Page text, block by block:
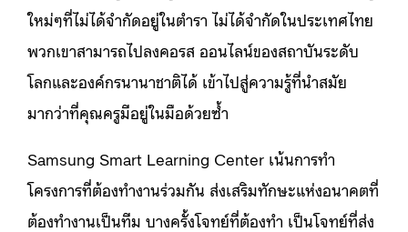
ใหม่ๆที่ไม่ได้จำกัดอยู่ในตำรา ไม่ได้จำกัดในประเทศไทย
พวกเขาสามารถไปลงคอรส ออนไลน์ของสถาบันระดับ
โลกและองค์กรนานาชาติได้ เข้าไปสู่ความรู้ที่นำสมัย
มากว่าที่คุณครูมีอยู่ในมือด้วยซ้ำ
Samsung Smart Learning Center เน้นการทำ
โครงการที่ต้องทำงานร่วมกัน ส่งเสริมทักษะแห่งอนาคตที่
ต้องทำงานเป็นทีม บางครั้งโจทย์ที่ต้องทำ เป็นโจทย์ที่ส่ง